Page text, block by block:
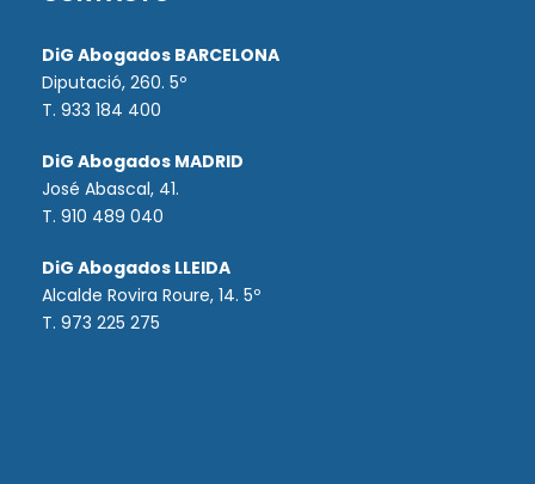
DiG Abogados BARCELONA
Diputació, 260. 5º
T. 933 184 400
DiG Abogados MADRID
José Abascal, 41.
T. 910 489 040
DiG Abogados LLEIDA
Alcalde Rovira Roure, 14. 5º
T. 973 225 275